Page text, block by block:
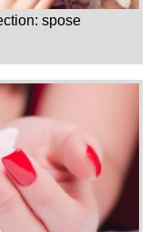
spose